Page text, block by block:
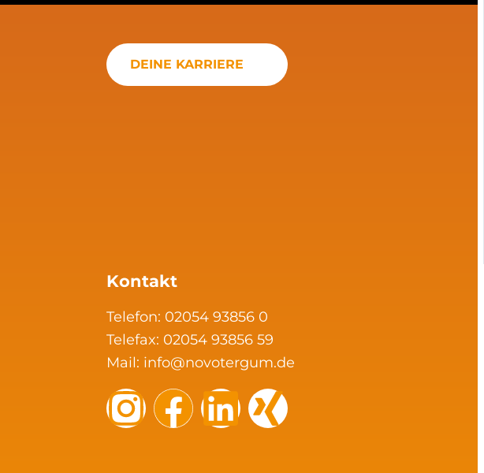
DEINE KARRIERE
Kontakt
Telefon: 02054 93856 0
Telefax: 02054 93856 59
Mail: info@novotergum.de
I
F L X